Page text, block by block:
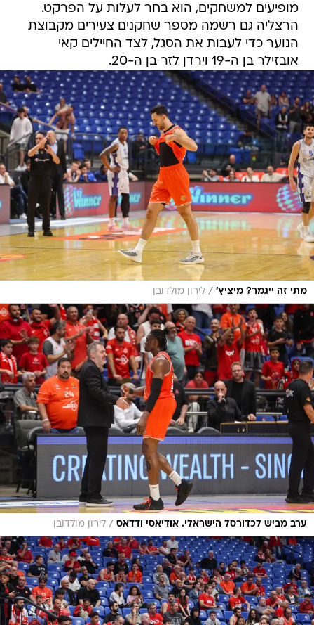
מופיעים למשחקים, הוא בחר לעלות על הפרקט.
הרצליה גם רשמה מספר שחקנים צעירים מקבוצת
הנוער כדי לעבות את הסגל, לצד החיילים קאי
אובזילר בן ה-19 וירדן לזר בן ה-20.
מתי זה ייגמר? מיציץ' / לירון מולדובן
ערב מביש לכדורסל הישראלי. אודיאסי ודדאס / לירון מולדובן